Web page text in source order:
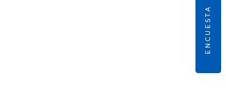
ENCUESTA